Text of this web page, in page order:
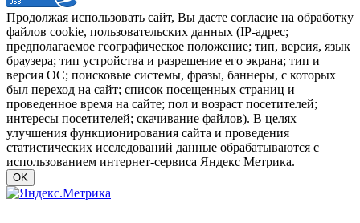
Продолжая использовать сайт, Вы даете согласие на обработку
файлов cookie, пользовательских данных (IP-адрес;
предполагаемое географическое положение; тип, версия, язык
браузера; тип устройства и разрешение его экрана; тип и
версия ОС; поисковые системы, фразы, баннеры, с которых
был переход на сайт; список посещенных страниц и
проведенное время на сайте; пол и возраст посетителей;
интересы посетителей; скачивание файлов). В целях
улучшения функционирования сайта и проведения
статистических исследований данные обрабатываются с
использованием интернет-сервиса Яндекс Метрика.
OK